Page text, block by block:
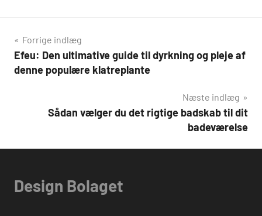
Indlægsnavigation
Forrige indlæg
Efeu: Den ultimative guide til dyrkning og pleje af
denne populære klatreplante
Næste indlæg
Sådan vælger du det rigtige badskab til dit
badeværelse
Design Bolaget